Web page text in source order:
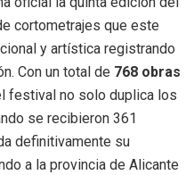
cortometrajes que este
y artística registrando
Con un total de 768 obras
festival no solo duplica los
se recibieron 361
definitivamente su
a la provincia de Alicante